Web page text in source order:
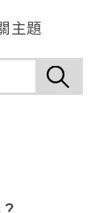
主題